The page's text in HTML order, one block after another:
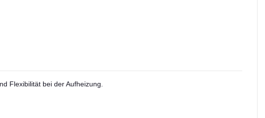
Flexibilität bei der Aufheizung.